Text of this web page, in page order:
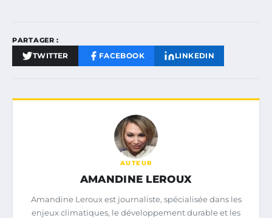
PARTAGER :
TWITTER FACEBOOK LINKEDIN
AUTEUR
AMANDINE LEROUX
Amandine Leroux est journaliste, spécialisée dans les
enjeux climatiques, le développement durable et les